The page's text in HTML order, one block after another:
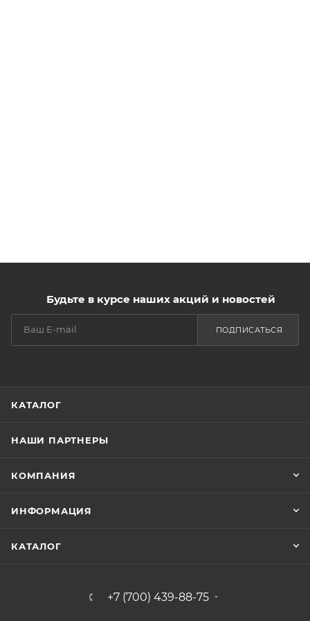
Будьте в курсе наших акций и новостей
ПОДПИСАТЬСЯ
КАТАЛОГ
НАШИ ПАРТНЕРЫ
КОМПАНИЯ
ИНФОРМАЦИЯ
КАТАЛОГ
+7 (700) 439-88-75